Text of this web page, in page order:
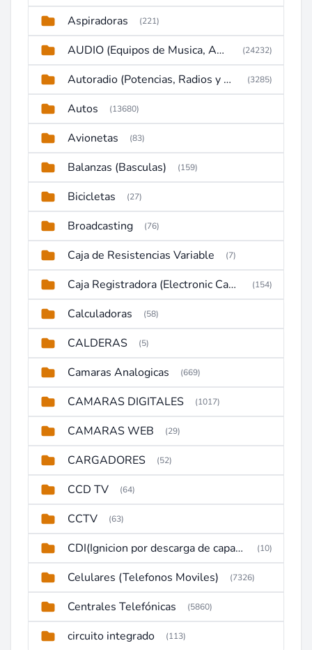
Aspiradoras (221)
AUDIO (Equipos de Musica, Amplificadores, Reproductores, Etc) (24232)
Autoradio (Potencias, Radios y DVD) (3285)
Autos (13680)
Avionetas (83)
Balanzas (Basculas) (159)
Bicicletas (27)
Broadcasting (76)
Caja de Resistencias Variable (7)
Caja Registradora (Electronic Cash Register) (154)
Calculadoras (58)
CALDERAS (5)
Camaras Analogicas (669)
CAMARAS DIGITALES (1017)
CAMARAS WEB (29)
CARGADORES (52)
CCD TV (64)
CCTV (63)
CDI(Ignicion por descarga de capacitor) (10)
Celulares (Telefonos Moviles) (7326)
Centrales Telefónicas (5860)
circuito integrado (113)